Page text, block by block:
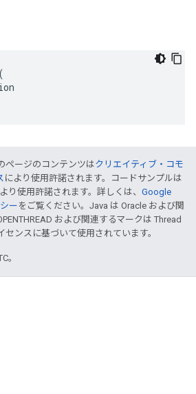
ページのコンテンツはクリエイティブ・コモ
により使用許諾されます。コードサンプルは
り使用許諾されます。詳しくは、 Google
ー をご覧ください。Java は Oracle および関
および関連するマークは Thread
ンスに基づいて使用されています。
。